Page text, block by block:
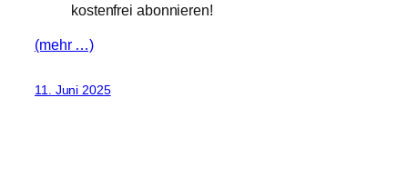
kostenfrei abonnieren!
(mehr …)
11. Juni 2025